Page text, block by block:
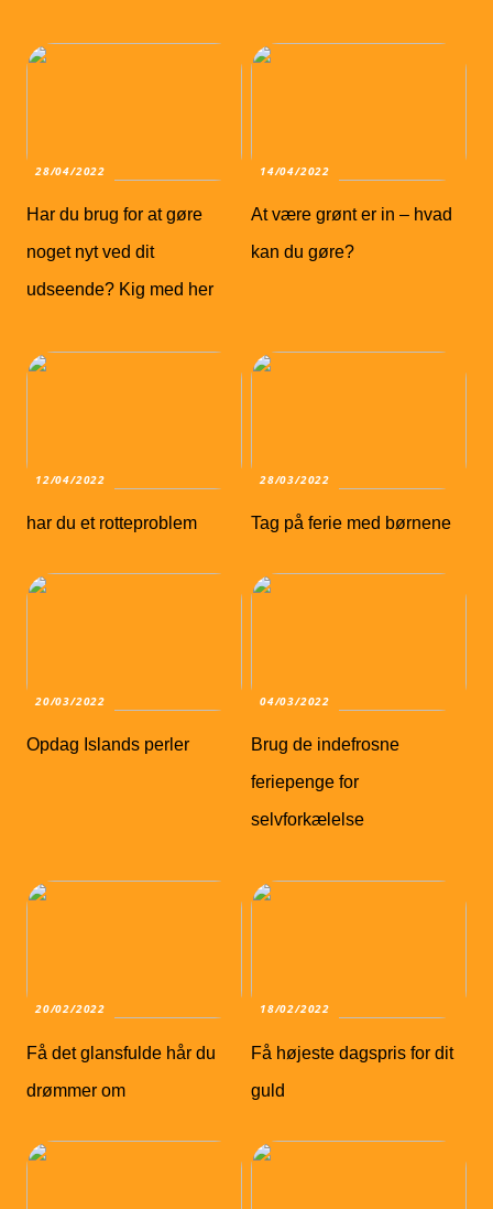
28/04/2022
Har du brug for at gøre
noget nyt ved dit
udseende? Kig med her
14/04/2022
At være grønt er in – hvad
kan du gøre?
12/04/2022
har du et rotteproblem
28/03/2022
Tag på ferie med børnene
20/03/2022
Opdag Islands perler
04/03/2022
Brug de indefrosne
feriepenge for
selvforkælelse
20/02/2022
Få det glansfulde hår du
drømmer om
18/02/2022
Få højeste dagspris for dit
guld